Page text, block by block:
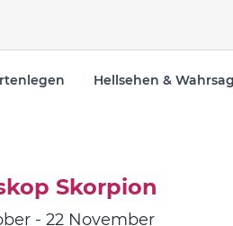
Hellsehen &
Skorpion
- 22 November